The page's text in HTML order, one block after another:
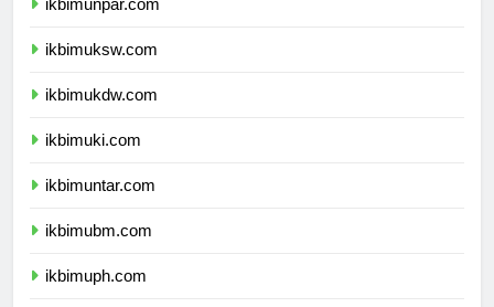
ikbimunpar.com
ikbimuksw.com
ikbimukdw.com
ikbimuki.com
ikbimuntar.com
ikbimubm.com
ikbimuph.com